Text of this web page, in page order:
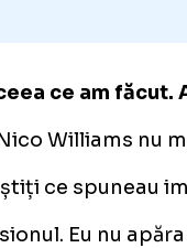
ce am
Williams nu
ce spuneau
Eu nu